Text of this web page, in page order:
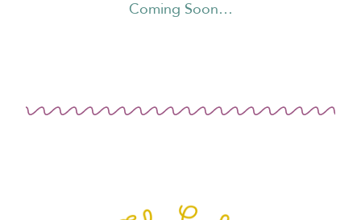
Coming Soon…